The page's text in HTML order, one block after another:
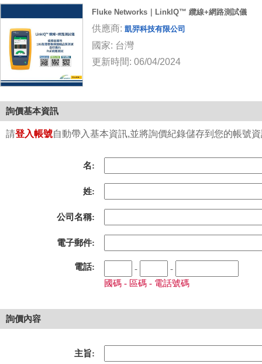
Fluke Networks｜LinkIQ™ 纜線+網路測試儀
供應商: 凱羿科技有限公司
國家: 台灣
更新時間: 06/04/2024
詢價基本資訊
請登入帳號自動帶入基本資訊,並將詢價紀錄儲存到您的帳號
名:
姓:
公司名稱:
電子郵件:
電話: -
-
國碼 - 區碼 - 電話號碼
詢價內容
主旨: